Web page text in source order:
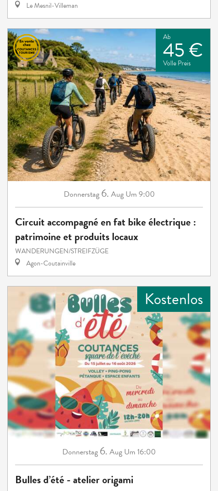
Le Mesnil-Villeman
Ab
45 €
Volle Preis
Donnerstag 6. Aug Um 9:00
Circuit accompagné en fat bike électrique :
patrimoine et produits locaux
WANDERUNGEN/STREIFZÜGE
Agon-Coutainville
Kostenlos
Donnerstag 6. Aug Um 16:00
Bulles d’été - atelier origami